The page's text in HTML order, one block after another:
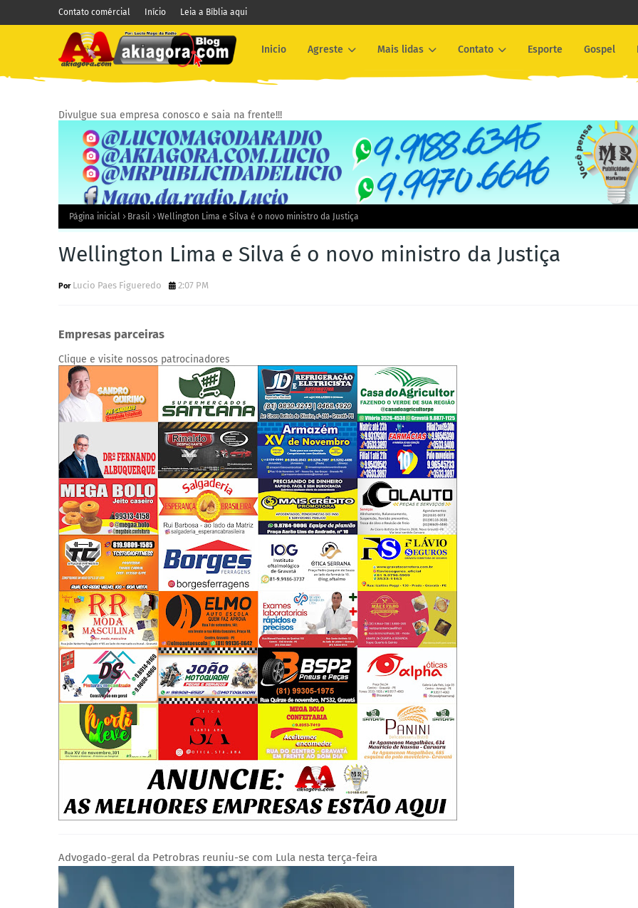
Contato comércial Início Leia a Bíblia aqui
Inicio Agreste Mais lidas Contato Esporte Gospel
Divulgue sua empresa conosco e saia na frente!!!
Página inicial Brasil Wellington Lima e Silva é o novo ministro da Justiça
Wellington Lima e Silva é o novo ministro da Justiça
Lucio Paes Figueredo 2:07 PM
Empresas parceiras
Clique e visite nossos patrocinadores
Advogado-geral da Petrobras reuniu-se com Lula nesta terça-feira